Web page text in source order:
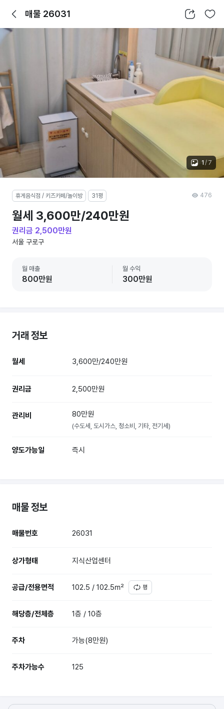
뒤로가기매물 26031 공유하기 찜하기
1 / 7
휴게음식점 / 키즈카페/놀이방 31평
월세 3,600만/240만원
권리금 2,500만원
서울 구로구
월 매출
800만원
월 수익
300만원
476
거래 정보
월세 3,600만/240만원
권리금 2,500만원
관리비 80만원
(수도세, 도시가스, 청소비, 기타, 전기세)
양도가능일 즉시
매물 정보
매물번호 26031
상가형태 지식산업센터
공급/전용면적 102.5 / 102.5㎡ 평
해당층/전체층 1층 / 10층
주차 가능(8만원)
주차가능수 125